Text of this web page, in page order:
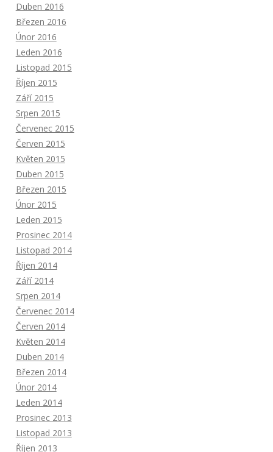
Duben 2016
Březen 2016
Únor 2016
Leden 2016
Listopad 2015
Říjen 2015
Září 2015
Srpen 2015
Červenec 2015
Červen 2015
Květen 2015
Duben 2015
Březen 2015
Únor 2015
Leden 2015
Prosinec 2014
Listopad 2014
Říjen 2014
Září 2014
Srpen 2014
Červenec 2014
Červen 2014
Květen 2014
Duben 2014
Březen 2014
Únor 2014
Leden 2014
Prosinec 2013
Listopad 2013
Říjen 2013